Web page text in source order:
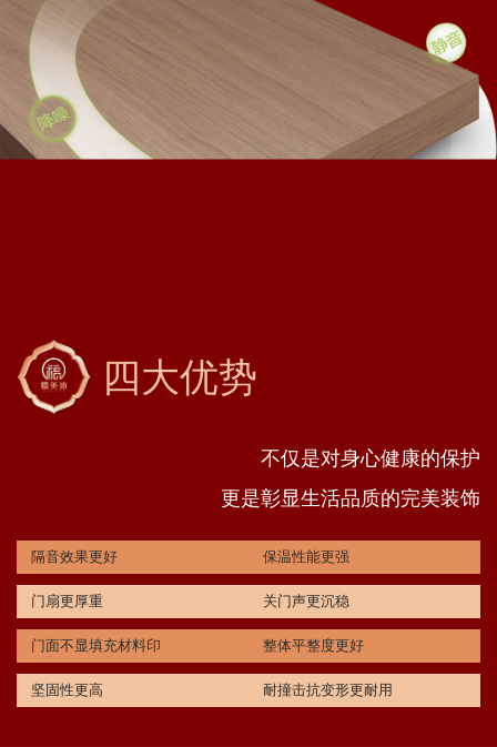
四大优势
不仅是对身心健康的保护
更是彰显生活品质的完美装饰
隔音效果更好 保温性能更强
门扇更厚重 关门声更沉稳
门面不显填充材料印 整体平整度更好
坚固性更高 耐撞击抗变形更耐用